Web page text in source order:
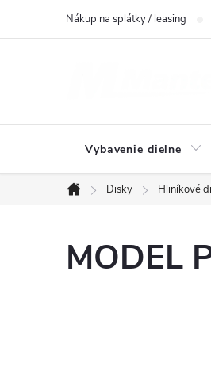
Nákup na splátky / leasing
Vybavenie dielne
Domov
Disky Hliníkové
MODEL